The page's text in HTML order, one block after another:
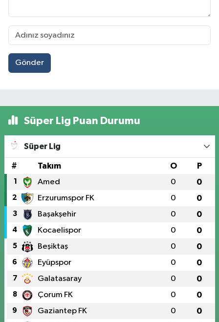
Gönder
Süper Lig Puan Durumu
Süper Lig
# Takım O P
1 Amed 0 0
2 Erzurumspor FK 0 0
3 Başakşehir 0 0
4 Kocaelispor 0 0
5 Beşiktaş 0 0
6 Eyüpspor 0 0
7 Galatasaray 0 0
8 Çorum FK 0 0
9 Gaziantep FK 0 0